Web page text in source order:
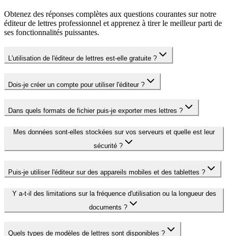
Obtenez des réponses complètes aux questions courantes sur notre
éditeur de lettres professionnel et apprenez à tirer le meilleur parti de
ses fonctionnalités puissantes.
L'utilisation de l'éditeur de lettres est-elle gratuite ?
Dois-je créer un compte pour utiliser l'éditeur ?
Dans quels formats de fichier puis-je exporter mes lettres ?
Mes données sont-elles stockées sur vos serveurs et quelle est leur
sécurité ?
Puis-je utiliser l'éditeur sur des appareils mobiles et des tablettes ?
Y a-t-il des limitations sur la fréquence d'utilisation ou la longueur des
documents ?
Quels types de modèles de lettres sont disponibles ?